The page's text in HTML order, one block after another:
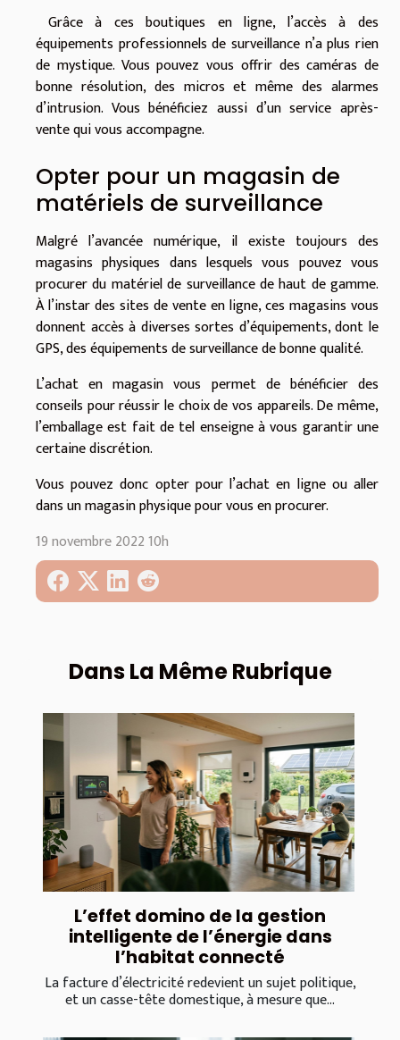
Dans La Même Rubrique
L’effet domino de la gestion
intelligente de l’énergie dans
l’habitat connecté
La facture d’électricité redevient un sujet politique,
et un casse-tête domestique, à mesure que...
Grâce à ces boutiques en ligne, l’accès à des
équipements professionnels de surveillance n’a plus rien
de mystique. Vous pouvez vous offrir des caméras de
bonne résolution, des micros et même des alarmes
d’intrusion. Vous bénéficiez aussi d’un service après-
vente qui vous accompagne.
Opter pour un magasin de
matériels de surveillance
Malgré l’avancée numérique, il existe toujours des
magasins physiques dans lesquels vous pouvez vous
procurer du matériel de surveillance de haut de gamme.
À l’instar des sites de vente en ligne, ces magasins vous
donnent accès à diverses sortes d’équipements, dont le
GPS, des équipements de surveillance de bonne qualité.
L’achat en magasin vous permet de bénéficier des
conseils pour réussir le choix de vos appareils. De même,
l’emballage est fait de tel enseigne à vous garantir une
certaine discrétion.
Vous pouvez donc opter pour l’achat en ligne ou aller
dans un magasin physique pour vous en procurer.
19 novembre 2022 10h